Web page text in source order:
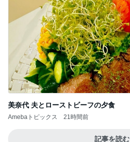
美奈代 夫とローストビーフの夕食
Amebaトピックス 21時間前
記事を読む
Amebaトピックス 1日前